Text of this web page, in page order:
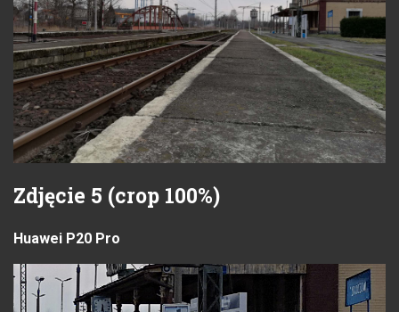
Zdjęcie 5 (crop 100%)
Huawei P20 Pro